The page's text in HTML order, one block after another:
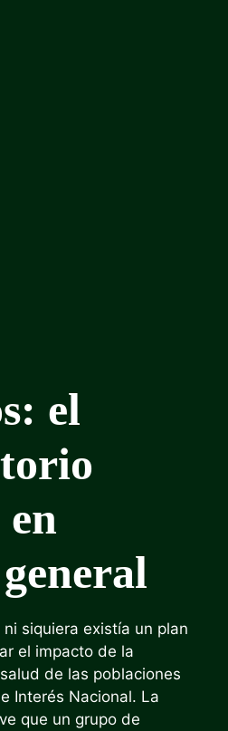
el
siquiera existía un plan
el impacto de la
de las poblaciones
Interés Nacional. La
que un grupo de